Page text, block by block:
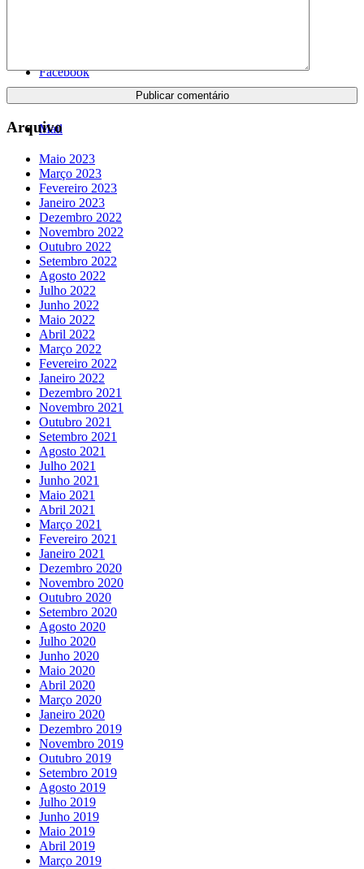
Facebook
Mail
Arquivo
Maio 2023
Março 2023
Fevereiro 2023
Janeiro 2023
Dezembro 2022
Novembro 2022
Outubro 2022
Setembro 2022
Agosto 2022
Julho 2022
Junho 2022
Maio 2022
Abril 2022
Março 2022
Fevereiro 2022
Janeiro 2022
Dezembro 2021
Novembro 2021
Outubro 2021
Setembro 2021
Agosto 2021
Julho 2021
Junho 2021
Maio 2021
Abril 2021
Março 2021
Fevereiro 2021
Janeiro 2021
Dezembro 2020
Novembro 2020
Outubro 2020
Setembro 2020
Agosto 2020
Julho 2020
Junho 2020
Maio 2020
Abril 2020
Março 2020
Janeiro 2020
Dezembro 2019
Novembro 2019
Outubro 2019
Setembro 2019
Agosto 2019
Julho 2019
Junho 2019
Maio 2019
Abril 2019
Março 2019